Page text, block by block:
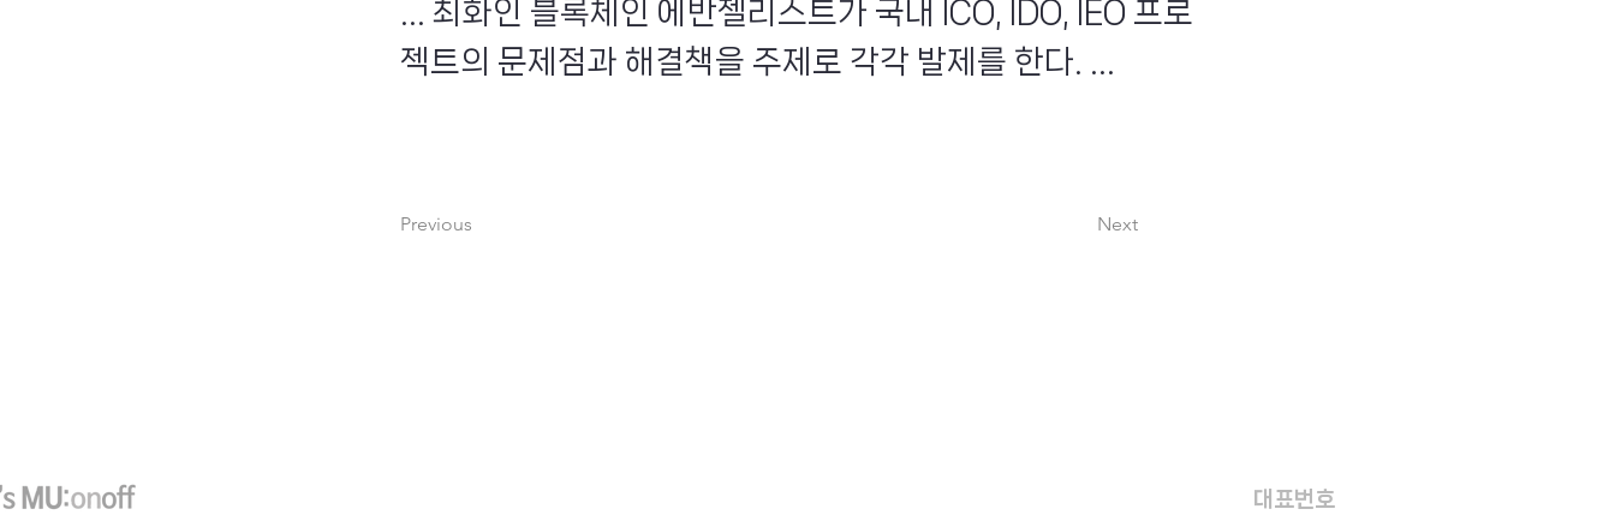
... 최화인 블록체인 에반젤리스트가 국내 ICO, IDO, IEO 프로
젝트의 문제점과 해결책을 주제로 각각 발제를 한다. ...
Previous Next
대표번호